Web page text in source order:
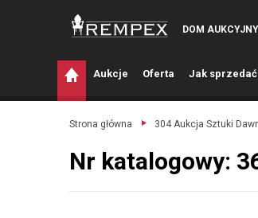
DOM AUKCYJNY
Aukcje Oferta Jak sprzedać
Strona główna 304 Aukcja Sztuki
Nr katalogowy: